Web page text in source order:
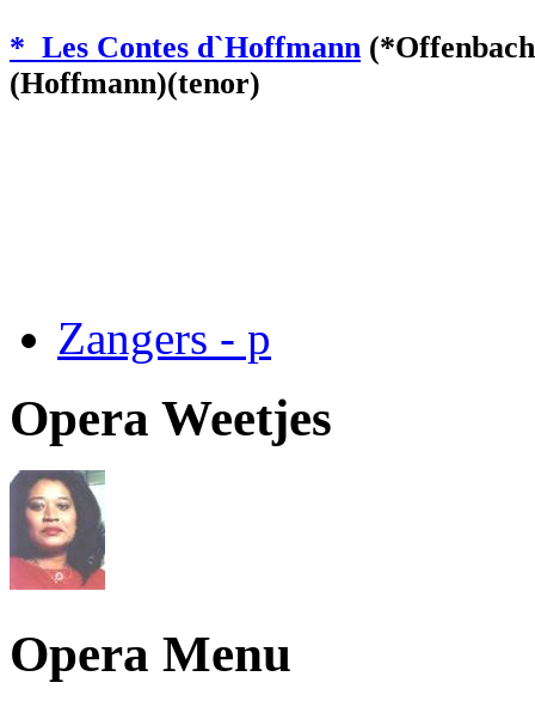
* Les Contes d`Hoffmann
(Hoffmann)(tenor)
Zangers - p
Opera Weetjes
Opera Menu